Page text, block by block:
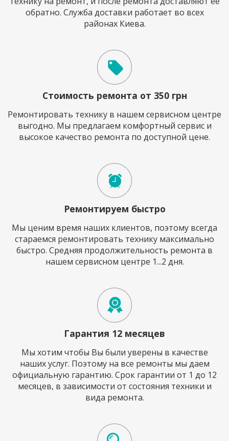
обратно. Служба доставки работает во всех
районах Киева.
Стоимость ремонта от 350 грн
Ремонтировать технику в нашем сервисном центре
выгодно. Мы предлагаем комфортный сервис и
высокое качество ремонта по доступной цене.
Ремонтируем быстро
Мы ценим время наших клиентов, поэтому всегда
стараемся ремонтировать технику максимально
быстро. Средняя продолжительность ремонта в
нашем сервисном центре 1...2 дня.
Гарантия 12 месяцев
Мы хотим чтобы Вы были уверены в качестве
наших услуг. Поэтому на все ремонты мы даем
официальную гарантию. Срок гарантии от 1 до 12
месяцев, в зависимости от состояния техники и
вида ремонта.